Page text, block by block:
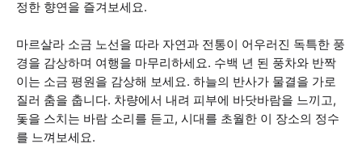
정한 향연을 즐겨보세요.
마르살라 소금 노선을 따라 자연과 전통이 어우러진 독특한 풍
경을 감상하며 여행을 마무리하세요. 수백 년 된 풍차와 반짝
이는 소금 평원을 감상해 보세요. 하늘의 반사가 물결을 가로
질러 춤을 춥니다. 차량에서 내려 피부에 바닷바람을 느끼고,
돛을 스치는 바람 소리를 듣고, 시대를 초월한 이 장소의 정수
를 느껴보세요.